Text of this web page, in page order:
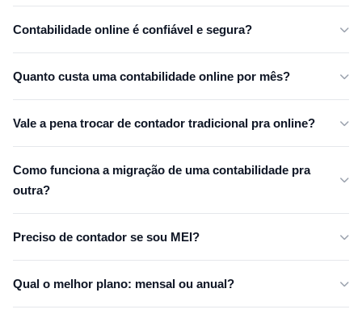
Contabilidade online é confiável e segura?
Quanto custa uma contabilidade online por mês?
Vale a pena trocar de contador tradicional pra online?
Como funciona a migração de uma contabilidade pra
outra?
Preciso de contador se sou MEI?
Qual o melhor plano: mensal ou anual?